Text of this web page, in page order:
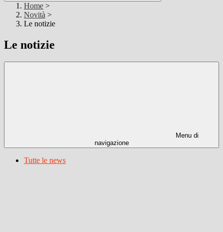
Home >
Novità >
Le notizie
Le notizie
Menu di
navigazione
Tutte le news